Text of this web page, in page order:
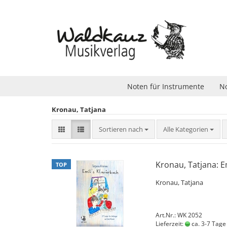
Noten für Instrumente
Kronau, Tatjana
Sortieren nach
Sortieren nach Alle Kategorien
TOP Kronau, Tatjana:
Kronau, Tatjana
Art.Nr.: WK 2052
Lieferzeit:
ca. 3-7 Tage